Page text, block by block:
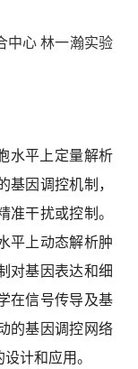
中心 林一瀚实验
水平上定量解析
因调控机制，
干扰或控制。
平上动态解析肿
对基因表达和细
在信号传导及基
的基因调控网络
计和应用。